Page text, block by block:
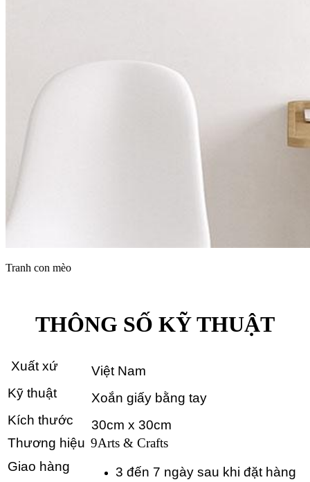
Tranh con mèo
THÔNG SỐ KỸ THUẬT
Xuất xứ
Việt Nam
Kỹ thuật
Xoắn giấy bằng tay
Kích thước
30cm x 30cm
Thương hiệu 9Arts & Crafts
Giao hàng
3 đến 7 ngày sau khi đặt hàng